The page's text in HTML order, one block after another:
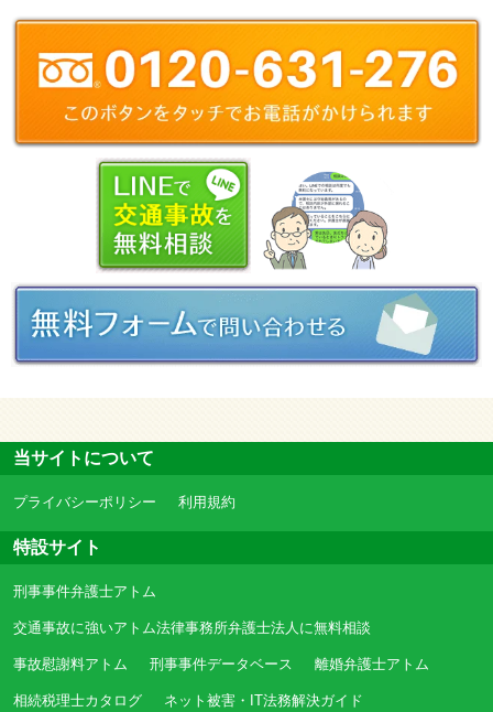
当サイトについて
プライバシーポリシー 利用規約
特設サイト
刑事事件弁護士アトム
交通事故に強いアトム法律事務所弁護士法人に無料相談
事故慰謝料アトム 刑事事件データベース 離婚弁護士アトム
相続税理士カタログ ネット被害・IT法務解決ガイド